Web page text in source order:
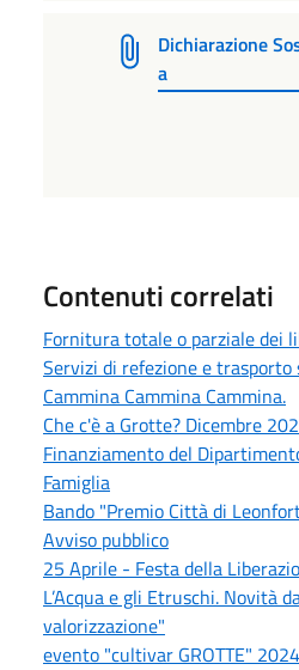
Dichiarazione
a
Contenuti correlati
Fornitura totale o parziale dei
Servizi di refezione e trasporto
Cammina Cammina Cammina.
Che c'è a Grotte? Dicembre
Finanziamento del
Famiglia
Bando "Premio Città di
Avviso pubblico
25 Aprile - Festa della
L’Acqua e gli Etruschi. Novità
valorizzazione"
evento "cultivar GROTTE" 2024